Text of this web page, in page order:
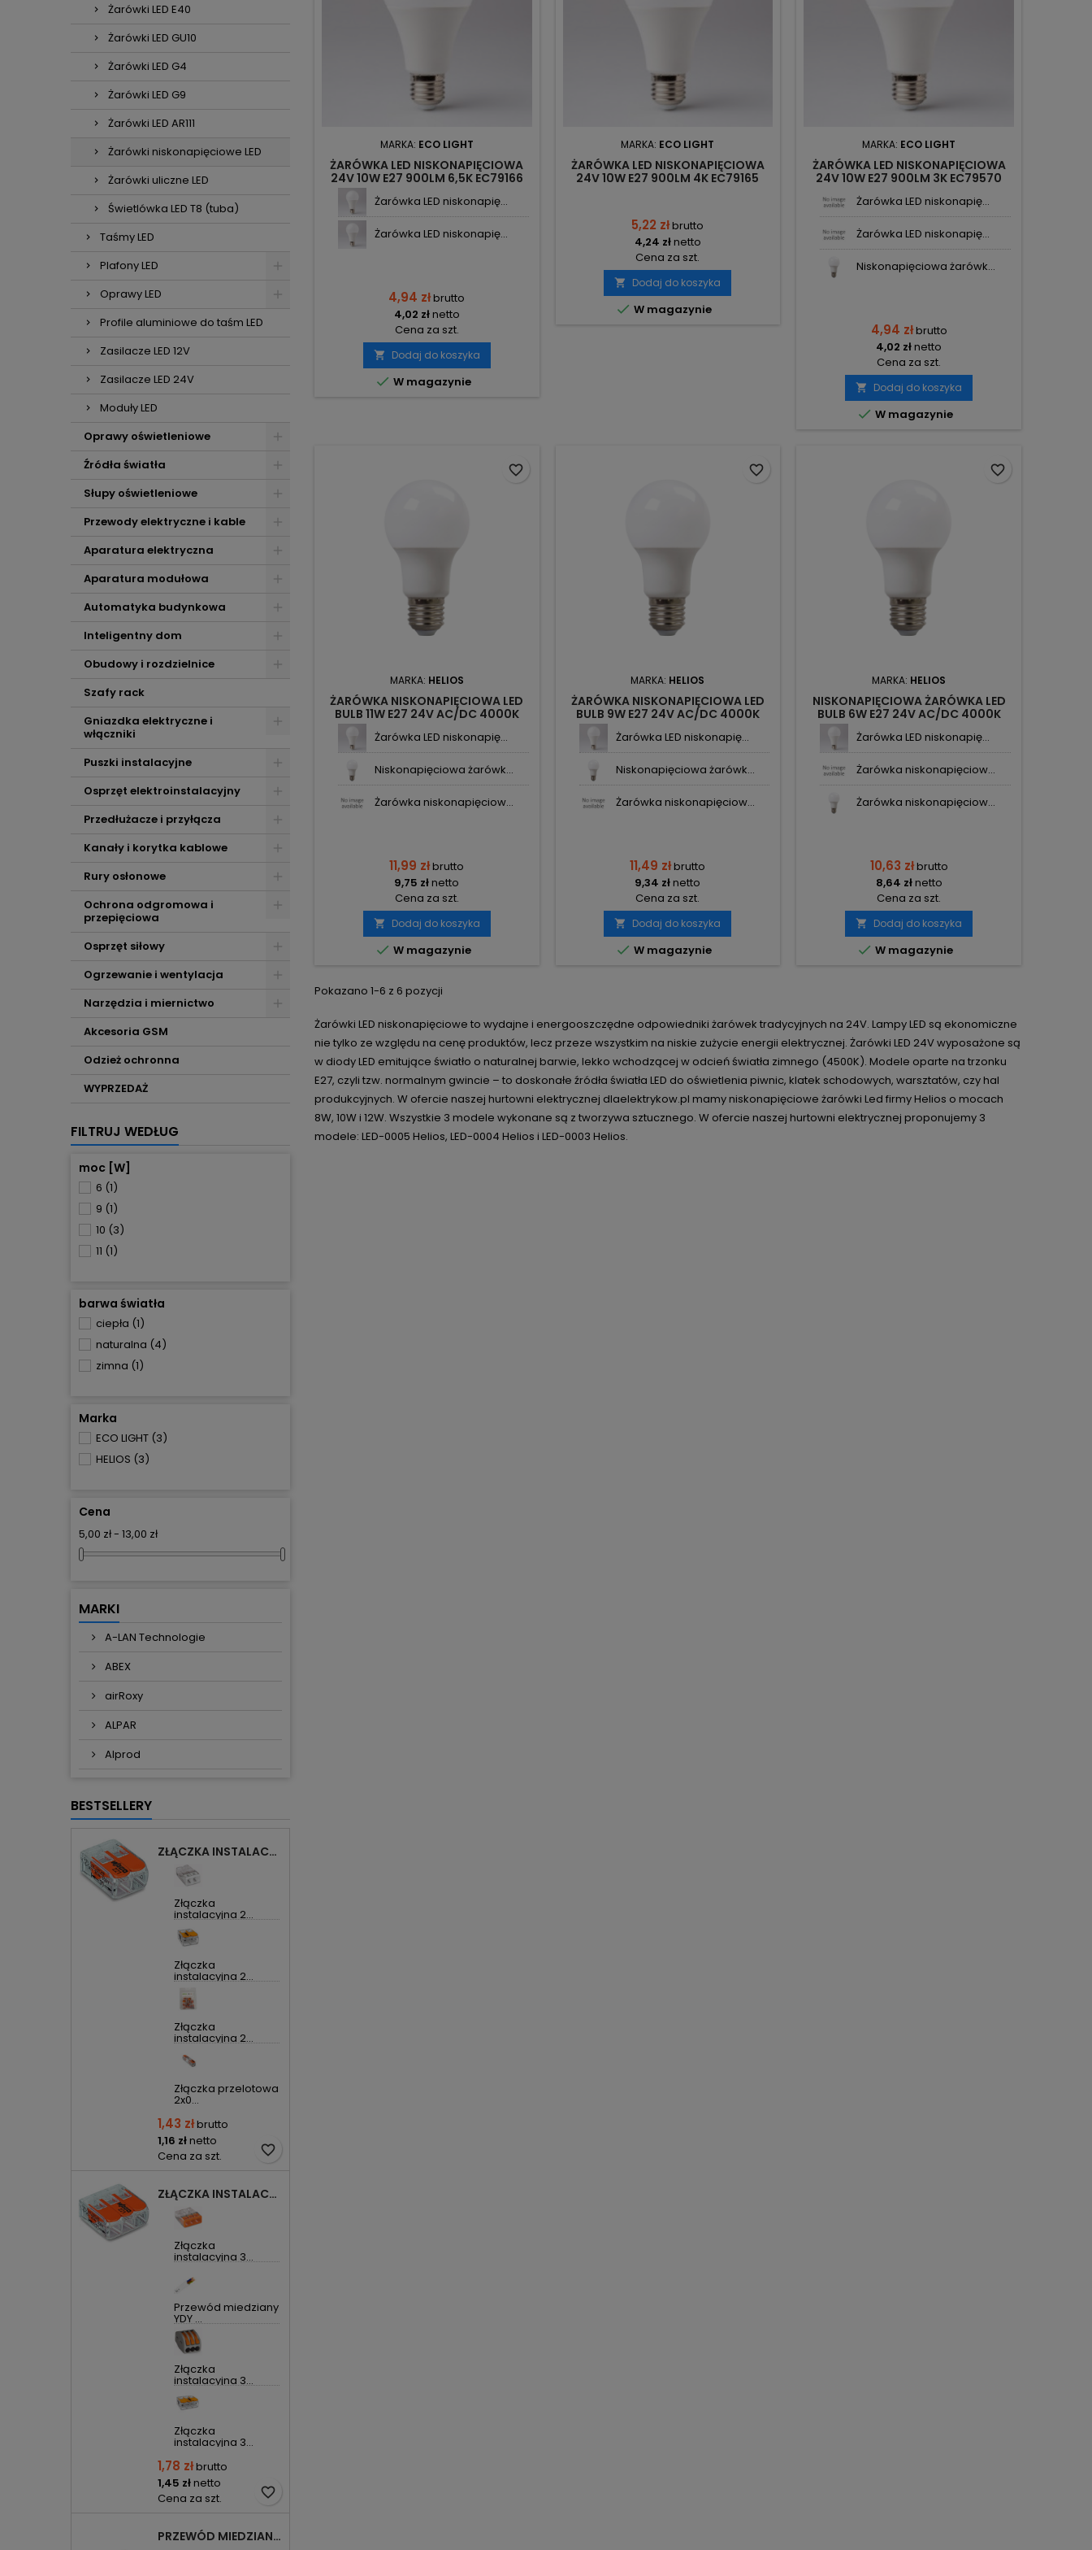
Żarówki LED E40
Żarówki LED GU10
Żarówki LED G4
Żarówki LED G9
Żarówki LED AR111
Żarówki niskonapięciowe LED
Żarówki uliczne LED
Świetlówka LED T8 (tuba)
Taśmy LED
Plafony LED
Oprawy LED
Profile aluminiowe do taśm LED
Zasilacze LED 12V
Zasilacze LED 24V
Moduły LED
Oprawy oświetleniowe
Źródła światła
Słupy oświetleniowe
Przewody elektryczne i kable
Aparatura elektryczna
Aparatura modułowa
Automatyka budynkowa
Inteligentny dom
Obudowy i rozdzielnice
Szafy rack
Gniazdka elektryczne i
włączniki
Puszki instalacyjne
Osprzęt elektroinstalacyjny
Przedłużacze i przyłącza
Kanały i korytka kablowe
Rury osłonowe
Ochrona odgromowa i
przepięciowa
Osprzęt siłowy
Ogrzewanie i wentylacja
Narzędzia i miernictwo
Akcesoria GSM
Odzież ochronna
WYPRZEDAŻ
FILTRUJ WEDŁUG
moc [W]
6 (1)
9 (1)
10 (3)
11 (1)
barwa światła
ciepła (1)
naturalna (4)
zimna (1)
Marka
ECO LIGHT (3)
HELIOS (3)
Cena
5,00 zł - 13,00 zł
MARKI
A-LAN Technologie
ABEX
airRoxy
ALPAR
Alprod
BESTSELLERY
ZŁĄCZKA INSTALACYJNA 2X UNIWERSALNA COMPACT 221-412 WAGO
Złączka
instalacyjna 2...
Złączka
instalacyjna 2...
Złączka
instalacyjna 2...
Złączka przelotowa
2x0...
1,43 złbrutto
1,16 złnetto
Cena za szt.
favorite_border
ZŁĄCZKA INSTALACYJNA 3X UNIWERSALNA COMPACT 221-413 WAGO
Złączka
instalacyjna 3...
Przewód miedziany
YDY ...
Złączka
instalacyjna 3...
Złączka
instalacyjna 3...
1,78 złbrutto
1,45 złnetto
Cena za szt.
favorite_border
PRZEWÓD MIEDZIANY YDYP DRUT 3X1,5MM2 ŻO 450/750V
MARKA: ECO LIGHT
ŻARÓWKA LED NISKONAPIĘCIOWA
24V 10W E27 900LM 6,5K EC79166
Żarówka LED niskonapię...
Żarówka LED niskonapię...
4,94 złbrutto
4,02 złnetto
Cena za szt.
 Dodaj do koszyka
 W magazynie
MARKA: ECO LIGHT
ŻARÓWKA LED NISKONAPIĘCIOWA
24V 10W E27 900LM 4K EC79165
5,22 złbrutto
4,24 złnetto
Cena za szt.
 Dodaj do koszyka
 W magazynie
MARKA: ECO LIGHT
ŻARÓWKA LED NISKONAPIĘCIOWA
24V 10W E27 900LM 3K EC79570
Żarówka LED niskonapię...
Żarówka LED niskonapię...
Niskonapięciowa żarówk...
4,94 złbrutto
4,02 złnetto
Cena za szt.
 Dodaj do koszyka
 W magazynie
MARKA: HELIOS
ŻARÓWKA NISKONAPIĘCIOWA LED
BULB 11W E27 24V AC/DC 4000K
1200LM LED-3023 HELIOS
Żarówka LED niskonapię...
Niskonapięciowa żarówk...
Żarówka niskonapięciow...
11,99 złbrutto
9,75 złnetto
Cena za szt.
 Dodaj do koszyka
 W magazynie
favorite_border
MARKA: HELIOS
ŻARÓWKA NISKONAPIĘCIOWA LED
BULB 9W E27 24V AC/DC 4000K
1000LM LED-3021 HELIOS
Żarówka LED niskonapię...
Niskonapięciowa żarówk...
Żarówka niskonapięciow...
11,49 złbrutto
9,34 złnetto
Cena za szt.
 Dodaj do koszyka
 W magazynie
favorite_border
MARKA: HELIOS
NISKONAPIĘCIOWA ŻARÓWKA LED
BULB 6W E27 24V AC/DC 4000K
700LM LED-3021 HELIOS
Żarówka LED niskonapię...
Żarówka niskonapięciow...
Żarówka niskonapięciow...
10,63 złbrutto
8,64 złnetto
Cena za szt.
 Dodaj do koszyka
 W magazynie
favorite_border
Pokazano 1-6 z 6 pozycji
Żarówki LED niskonapięciowe to wydajne i energooszczędne odpowiedniki żarówek tradycyjnych na 24V. Lampy LED są ekonomiczne
nie tylko ze względu na cenę produktów, lecz przeze wszystkim na niskie zużycie energii elektrycznej. Żarówki LED 24V wyposażone są
w diody LED emitujące światło o naturalnej barwie, lekko wchodzącej w odcień światła zimnego (4500K). Modele oparte na trzonku
E27, czyli tzw. normalnym gwincie – to doskonałe źródła światła LED do oświetlenia piwnic, klatek schodowych, warsztatów, czy hal
produkcyjnych. W ofercie naszej hurtowni elektrycznej dlaelektrykow.pl mamy niskonapięciowe żarówki Led firmy Helios o mocach
8W, 10W i 12W. Wszystkie 3 modele wykonane są z tworzywa sztucznego. W ofercie naszej hurtowni elektrycznej proponujemy 3
modele: LED-0005 Helios, LED-0004 Helios i LED-0003 Helios.